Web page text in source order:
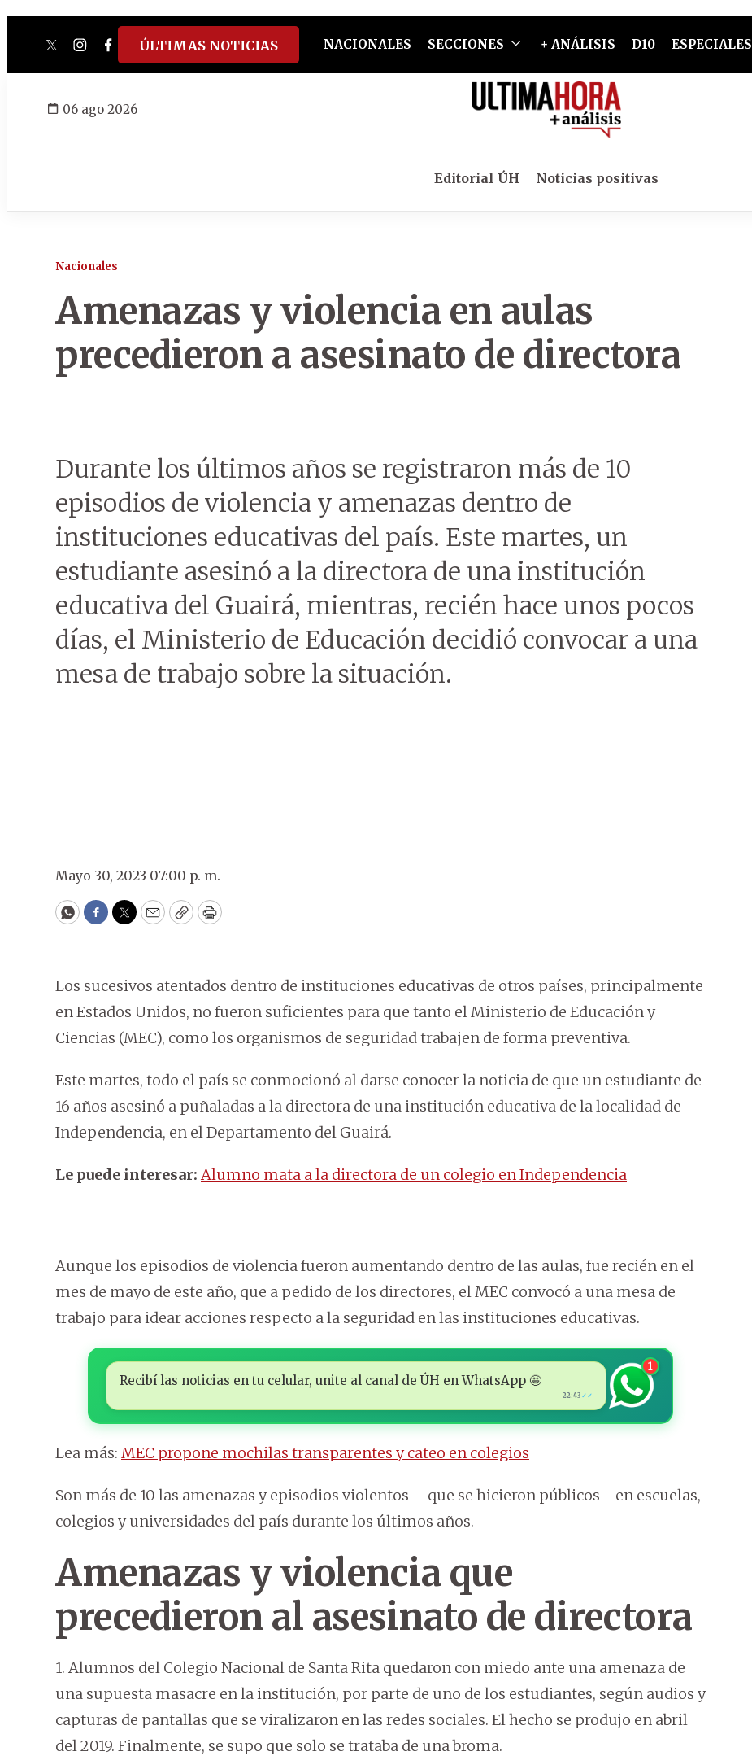
twitterinstagram
facebook
tiktokyoutube
spotify
ÚLTIMAS NOTICIAS NACIONALES SECCIONES + ANÁLISIS D10 ESPECIALES
06 ago 2026
Editorial ÚH Noticias positivas
Nacionales
Amenazas y violencia en aulas
precedieron a asesinato de directora
Durante los últimos años se registraron más de 10
episodios de violencia y amenazas dentro de
instituciones educativas del país. Este martes, un
estudiante asesinó a la directora de una institución
educativa del Guairá, mientras, recién hace unos pocos
días, el Ministerio de Educación decidió convocar a una
mesa de trabajo sobre la situación.
Mayo 30, 2023 07:00 p. m.
WhatsApp
Facebook
Twitter
EmailCopyPrint
Los sucesivos atentados dentro de instituciones educativas de otros países, principalmente
en Estados Unidos, no fueron suficientes para que tanto el Ministerio de Educación y
Ciencias (MEC), como los organismos de seguridad trabajen de forma preventiva.
Este martes, todo el país se conmocionó al darse conocer la noticia de que un estudiante de
16 años asesinó a puñaladas a la directora de una institución educativa de la localidad de
Independencia, en el Departamento del Guairá.
Le puede interesar: Alumno mata a la directora de un colegio en Independencia
Aunque los episodios de violencia fueron aumentando dentro de las aulas, fue recién en el
mes de mayo de este año, que a pedido de los directores, el MEC convocó a una mesa de
trabajo para idear acciones respecto a la seguridad en las instituciones educativas.
Recibí las noticias en tu celular, unite al canal de ÚH en WhatsApp 🤩
22:43 ✓✓
1
Lea más: MEC propone mochilas transparentes y cateo en colegios
Son más de 10 las amenazas y episodios violentos – que se hicieron públicos - en escuelas,
colegios y universidades del país durante los últimos años.
Amenazas y violencia que
precedieron al asesinato de directora
1. Alumnos del Colegio Nacional de Santa Rita quedaron con miedo ante una amenaza de
una supuesta masacre en la institución, por parte de uno de los estudiantes, según audios y
capturas de pantallas que se viralizaron en las redes sociales. El hecho se produjo en abril
del 2019. Finalmente, se supo que solo se trataba de una broma.